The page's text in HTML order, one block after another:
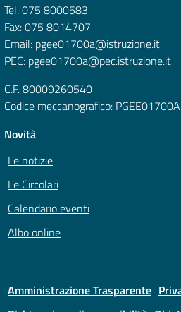
Tel. 075 8000583
Fax: 075 8014707
Email: pgee01700a@istruzione.it
PEC: pgee01700a@pec.istruzione.it
C.F. 80009260540
Codice meccanografico: PGEE01700A
Novità
Le notizie
Le Circolari
Calendario eventi
Albo online
Amministrazione Trasparente